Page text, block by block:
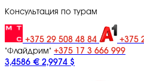
Консультация по турам
+375 29 508 48 84 +375
"Флайдрим" +375 17 3 666 999
3,4586 € 2,9974 $